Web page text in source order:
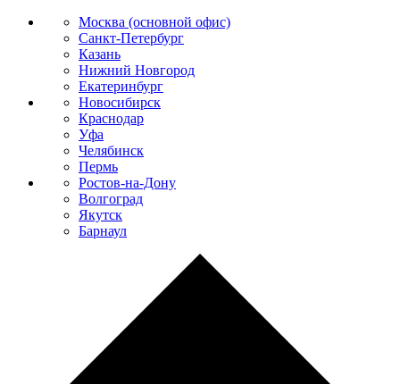
Москва (основной офис)
Санкт-Петербург
Казань
Нижний Новгород
Екатеринбург
Новосибирск
Краснодар
Уфа
Челябинск
Пермь
Ростов-на-Дону
Волгоград
Якутск
Барнаул